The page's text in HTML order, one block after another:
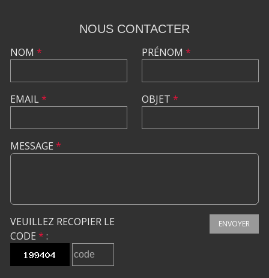
NOUS CONTACTER
NOM *
EMAIL*
PRÉNOM *
OBJET *
MESSAGE *
VEUILLEZ RECOPIER LE
CODE * :
ENVOYER